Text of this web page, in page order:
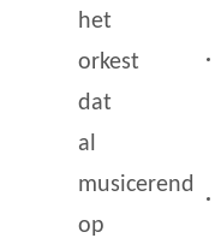
het
orkest
dat
al
musicerend
op